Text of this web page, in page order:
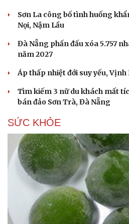
Cải chính
Sơn La công bố tình huống
Nọi, Nậm Lầu
Đà Nẵng phấn đấu xóa 5.757
năm 2027
Áp thấp nhiệt đới suy yếu,
Tìm kiếm 3 nữ du khách mất
bán đảo Sơn Trà, Đà Nẵng
SỨC KHỎE